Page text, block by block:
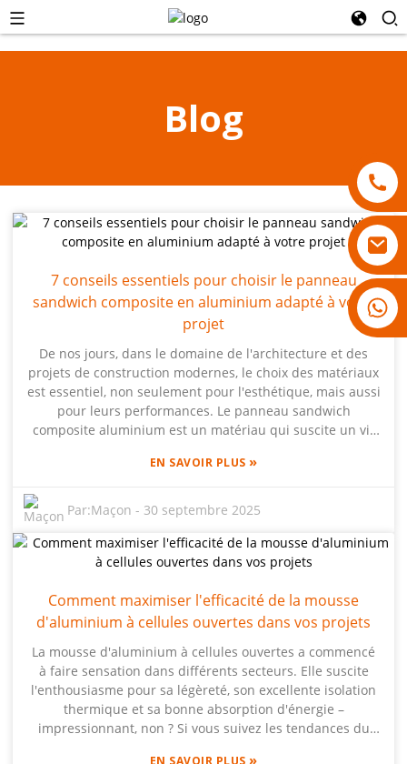
18007928831
Blog
7 conseils essentiels pour choisir le panneau
sandwich composite en aluminium adapté à votre
projet
De nos jours, dans le domaine de l'architecture et des
projets de construction modernes, le choix des matériaux
est essentiel, non seulement pour l'esthétique, mais aussi
pour leurs performances. Le panneau sandwich
composite aluminium est un matériau qui suscite un vif
sa polyvalence exceptionnelle. Si vous suivez les
rapports indiquant que le marché mondial de ces
panneaux devrait atteindre environ 16,5 milliards de
dollars d'ici 2026, avec une croissance annuelle d'environ
6,5 % depuis 2021. Cette croissance illustre l'importance
projet. Chez Beihai Composite Materials Co., Ltd., nous
possédons une solide expérience des panneaux en
intellectuelle relatifs à leur production et à leur
utilisation. Si vous cherchez le panneau sandwich
composite aluminium le mieux adapté à votre projet,
nous sommes là pour vous accompagner : nous
partageons nos idées et nos conseils pour vous aider à
atteindre vos objectifs de conception et à réussir.
EN SAVOIR PLUS »
Par:Maçon - 30 septembre 2025
Comment maximiser l'efficacité de la mousse
d'aluminium à cellules ouvertes dans vos projets
La mousse d'aluminium à cellules ouvertes a commencé
à faire sensation dans différents secteurs. Elle suscite
l'enthousiasme pour sa légèreté, son excellente isolation
thermique et sa bonne absorption d'énergie –
impressionnant, non ? Si vous suivez les tendances du
EN SAVOIR PLUS »